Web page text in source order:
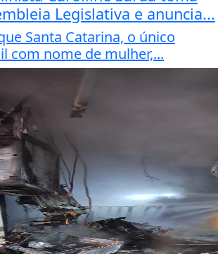
Legislativa e anuncia...
Santa Catarina, o único
com nome de mulher,...